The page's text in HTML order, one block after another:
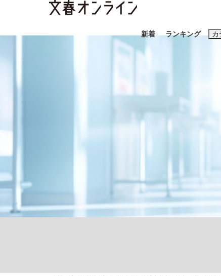
新着 ランキング カ
「90%は失敗する。でも…」本田圭佑が
おすすめの